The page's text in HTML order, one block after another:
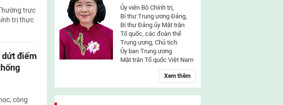
trực
trị thực
dứt điểm
công
Ủy viên Bộ Chính trị,
Bí thư Trung ương Đảng,
Bí thư Đảng ủy Mặt trận
Tổ quốc, các đoàn thể
Trung ương, Chủ tịch
Ủy ban Trung ương
Mặt trận Tổ quốc Việt Nam
Xem thêm